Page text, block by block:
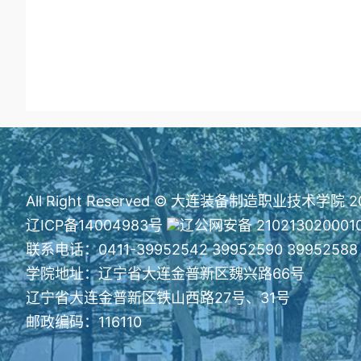
All Right Reserved © 大连装备制造职业技术学院
辽ICP备14004983号
辽公网安备
联系电话：0411-39952542 39952590 39952588
学院地址：辽宁省大连金普新区魏兴路66号
辽宁省大连金普新区铁山西路27号、31号
邮政编码：116110